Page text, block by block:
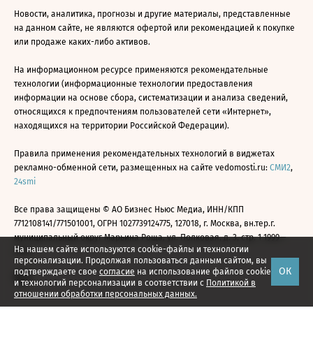
На нашем сайте используются cookie-файлы и технологии
персонализации. Продолжая пользоваться данным сайтом, вы
подтверждаете свое согласие на использование файлов cookie
и технологий персонализации в соответствии с Политикой в
отношении обработки персональных данных.
ОК
Новости, аналитика, прогнозы и другие материалы, представленные
на данном сайте, не являются офертой или рекомендацией к покупке
или продаже каких-либо активов.
На информационном ресурсе применяются рекомендательные
технологии (информационные технологии предоставления
информации на основе сбора, систематизации и анализа сведений,
относящихся к предпочтениям пользователей сети «Интернет»,
находящихся на территории Российской Федерации).
Правила применения рекомендательных технологий в виджетах
рекламно-обменной сети, размещенных на сайте vedomosti.ru: СМИ2,
24smi
Все права защищены © АО Бизнес Ньюс Медиа, ИНН/КПП
7712108141/771501001, ОГРН 1027739124775, 127018, г. Москва, вн.тер.г.
муниципальный округ Марьина Роща, ул. Полковая, д. 3, стр. 1 1999—
2026